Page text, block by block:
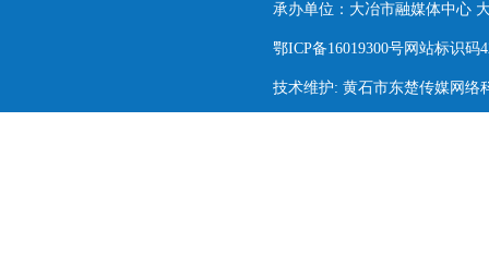
承办单位：大冶市融媒体中心
鄂ICP备16019300号网站标识码
技术维护: 黄石市东楚传媒网络